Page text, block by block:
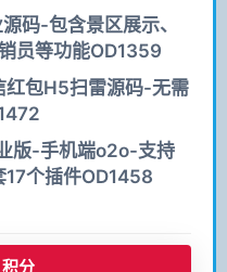
码-包含景区展示、
员等功能OD1359
红包H5扫雷源码-无需
版-手机端o2o-支持
个插件OD1458
积分